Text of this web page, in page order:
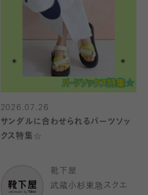
2026.07.26
サンダルに合わせられるパーツソッ
クス特集☆
靴下屋
武蔵小杉東急スクエ